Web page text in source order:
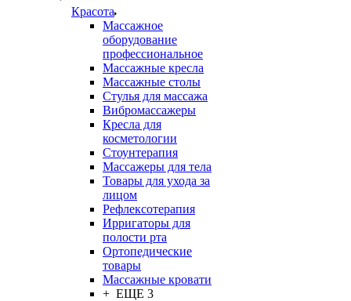
Красота
Массажное
оборудование
профессиональное
Массажные кресла
Массажные столы
Стулья для массажа
Вибромассажеры
Кресла для
косметологии
Стоунтерапия
Массажеры для тела
Товары для ухода за
лицом
Рефлексотерапия
Ирригаторы для
полости рта
Ортопедические
товары
Массажные кровати
+ ЕЩЕ 3